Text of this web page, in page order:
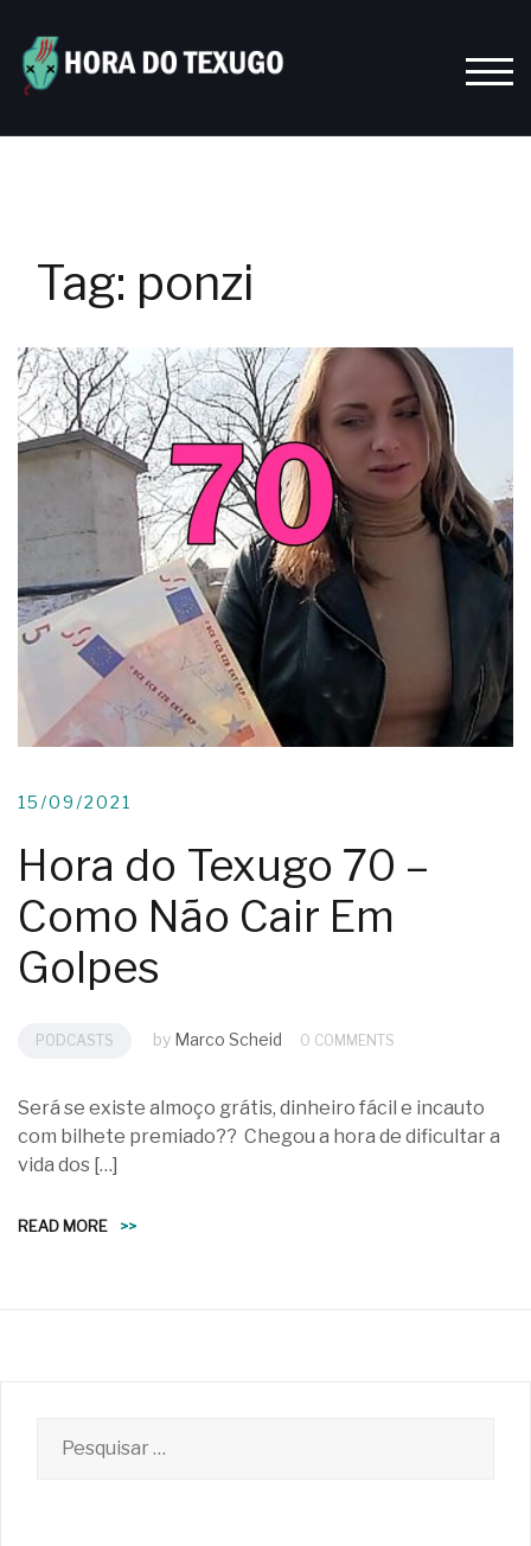
content
Tag: ponzi
15/09/2021
Hora do Texugo 70 –
Como Não Cair Em
Golpes
PODCASTS by Marco Scheid 0 COMMENTS
Será se existe almoço grátis, dinheiro fácil e incauto
com bilhete premiado?? Chegou a hora de dificultar a
vida dos […]
READ MORE >>
por: